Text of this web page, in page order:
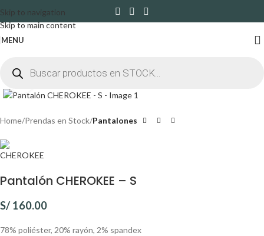
Skip to navigation
Skip to main content
MENU
Click to enlarge
Home Prendas en Stock Pantalones
Pantalón CHEROKEE – S
S/ 160.00
78% poliéster, 20% rayón, 2% spandex